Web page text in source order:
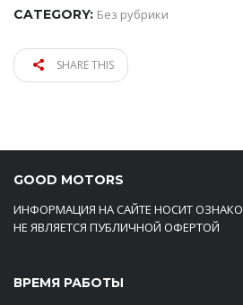
CATEGORY: Без рубрики
SHARE THIS
GOOD MOTORS
ИНФОРМАЦИЯ НА САЙТЕ НОСИТ
НЕ ЯВЛЯЕТСЯ ПУБЛИЧНОЙ ОФЕРТОЙ
ВРЕМЯ РАБОТЫ